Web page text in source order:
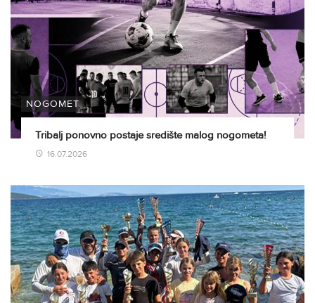
NOGOMET
Tribalj ponovno postaje središte malog nogometa!
16.07.2026